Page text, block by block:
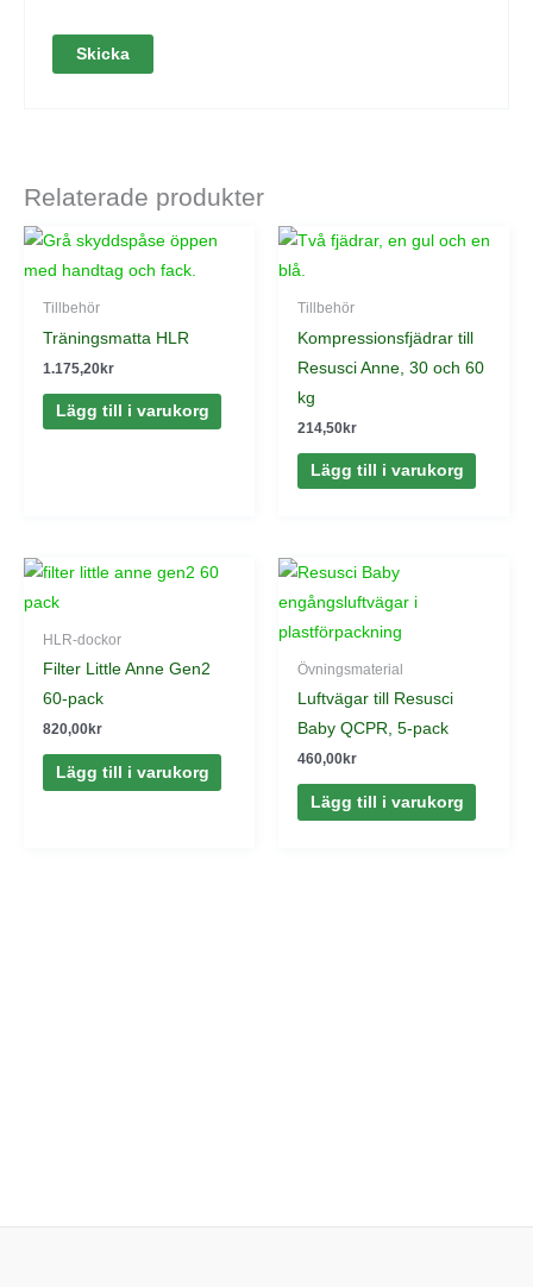
Relaterade produkter
Tillbehör
Träningsmatta HLR
1.175,20kr
Lägg till i varukorg
Tillbehör
Kompressionsfjädrar till
Resusci Anne, 30 och 60
kg
214,50kr
Lägg till i varukorg
HLR-dockor
Filter Little Anne Gen2
60-pack
820,00kr
Lägg till i varukorg
Övningsmaterial
Luftvägar till Resusci
Baby QCPR, 5-pack
460,00kr
Lägg till i varukorg